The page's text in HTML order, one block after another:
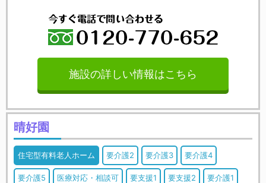
施設の詳しい情報はこちら
晴好園
住宅型有料老人ホーム 要介護2 要介護3 要介護4
要介護5 医療対応・相談可 要支援1 要支援2 要介護1